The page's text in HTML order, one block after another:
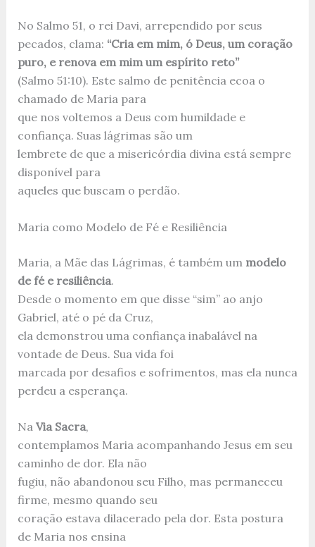
No Salmo 51, o rei Davi, arrependido por seus
pecados, clama: “Cria em mim, ó Deus, um coração
puro, e renova em mim um espírito reto”
(Salmo 51:10). Este salmo de penitência ecoa o
chamado de Maria para
que nos voltemos a Deus com humildade e
confiança. Suas lágrimas são um
lembrete de que a misericórdia divina está sempre
disponível para
aqueles que buscam o perdão.
Maria como Modelo de Fé e Resiliência
Maria, a Mãe das Lágrimas, é também um modelo
de fé e resiliência.
Desde o momento em que disse “sim” ao anjo
Gabriel, até o pé da Cruz,
ela demonstrou uma confiança inabalável na
vontade de Deus. Sua vida foi
marcada por desafios e sofrimentos, mas ela nunca
perdeu a esperança.
Na Via Sacra,
contemplamos Maria acompanhando Jesus em seu
caminho de dor. Ela não
fugiu, não abandonou seu Filho, mas permaneceu
firme, mesmo quando seu
coração estava dilacerado pela dor. Esta postura
de Maria nos ensina